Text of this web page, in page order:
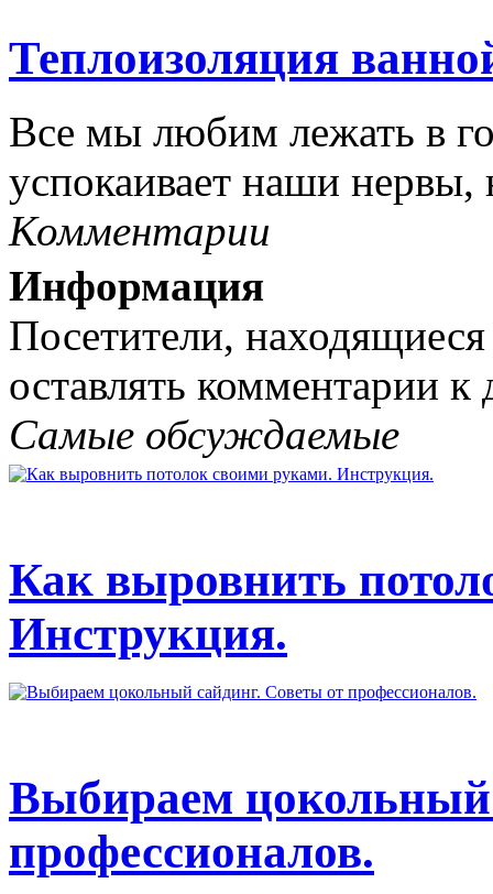
Теплоизоляция
Все мы любим лежать в
успокаивает наши нервы,
Комментарии
Информация
Посетители,
оставлять комментарии
Самые обсуждаемые
Как выровнить
Инструкция.
Выбираем цокольный
профессионалов.